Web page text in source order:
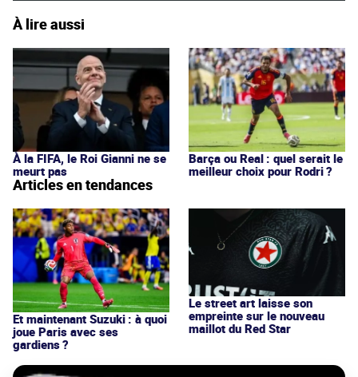
À lire aussi
À la FIFA, le Roi Gianni ne se
meurt pas
Barça ou Real : quel serait le
meilleur choix pour Rodri ?
Articles en tendances
Et maintenant Suzuki : à quoi
joue Paris avec ses
gardiens ?
Le street art laisse son
empreinte sur le nouveau
maillot du Red Star